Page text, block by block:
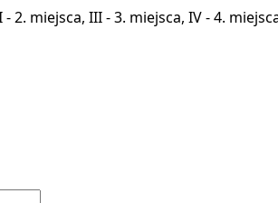
2. miejsca, III - 3. miejsca, IV - 4.